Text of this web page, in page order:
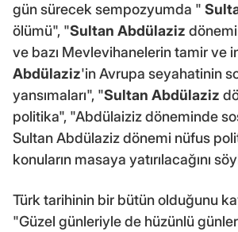
gün sürecek sempozyumda "
ölümü", "Sultan Abdülaziz
ve bazı Mevlevihanelerin tamir ve
Abdülaziz'in Avrupa seyahatinin
yansımaları", "Sultan Abdülaziz
politika", "Abdülaiziz döneminde
Sultan Abdülaziz dönemi nüfus
konuların masaya yatırılacağını
Türk tarihinin bir bütün olduğunu
"Güzel günleriyle de hüzünlü